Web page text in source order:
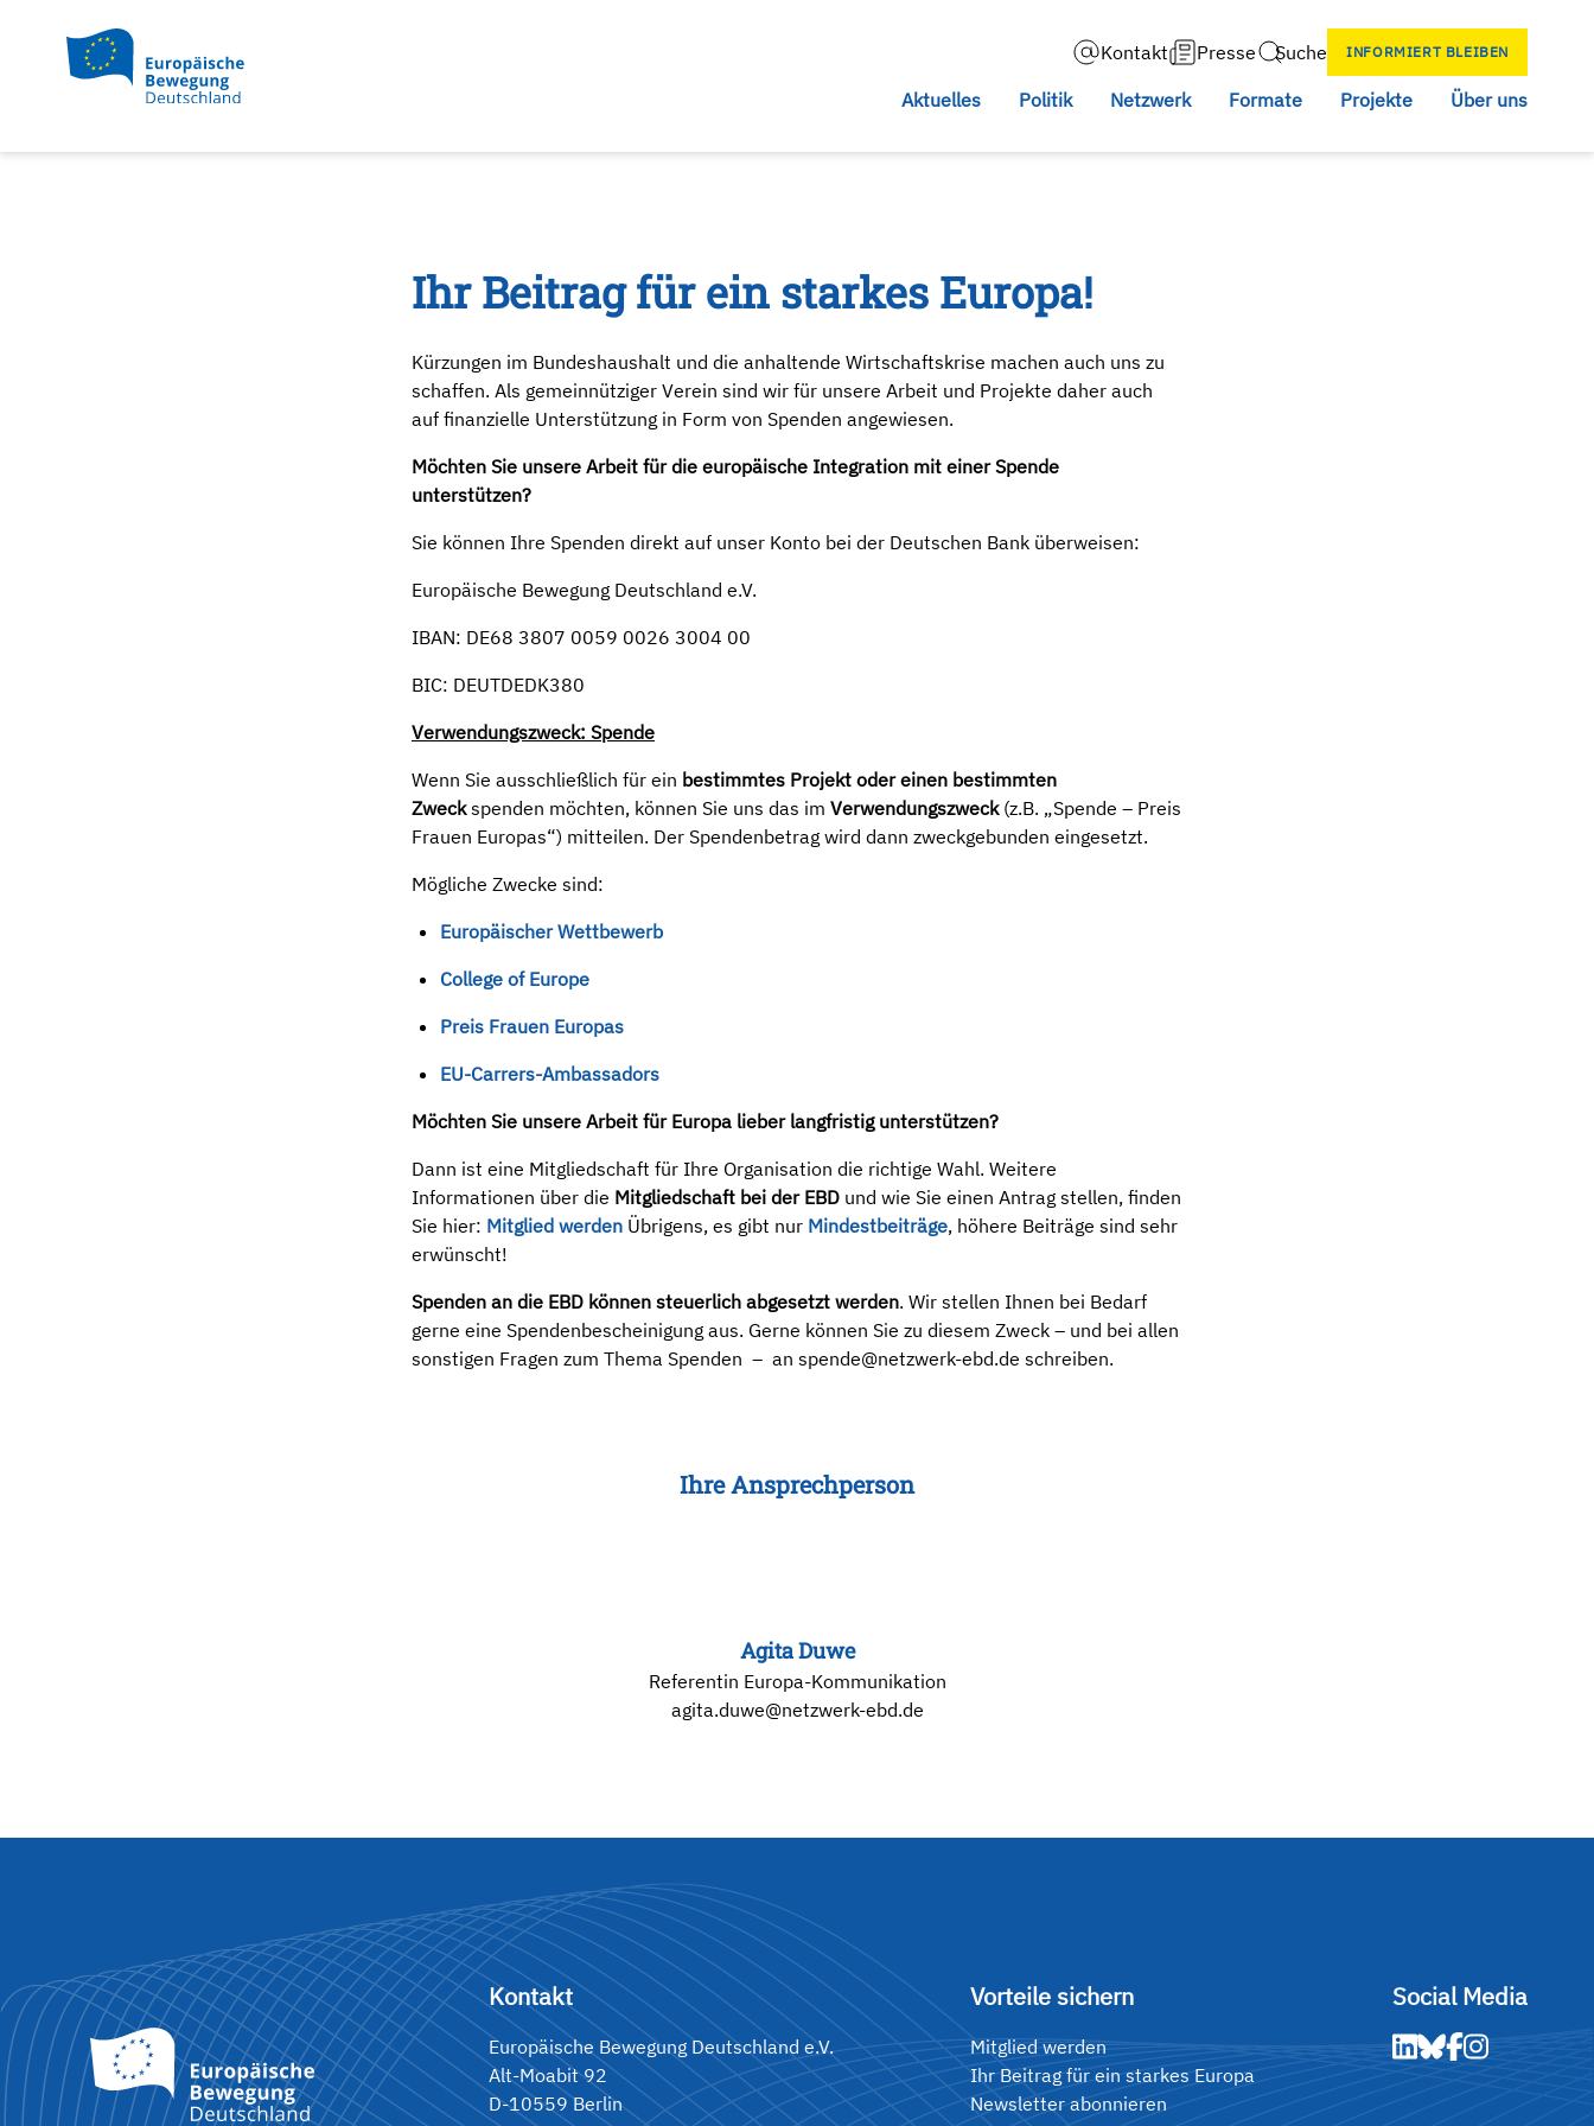
Kontakt Presse
Search
Suche INFORMIERT BLEIBEN
Aktuelles Politik Netzwerk Formate Projekte Über uns
Ihr Beitrag für ein starkes Europa!
Kürzungen im Bundeshaushalt und die anhaltende Wirtschaftskrise machen auch uns zu
schaffen. Als gemeinnütziger Verein sind wir für unsere Arbeit und Projekte daher auch
auf finanzielle Unterstützung in Form von Spenden angewiesen.
Möchten Sie unsere Arbeit für die europäische Integration mit einer Spende
unterstützen?
Sie können Ihre Spenden direkt auf unser Konto bei der Deutschen Bank überweisen:
Europäische Bewegung Deutschland e.V.
IBAN: DE68 3807 0059 0026 3004 00
BIC: DEUTDEDK380
Verwendungszweck: Spende
Wenn Sie ausschließlich für ein bestimmtes Projekt oder einen bestimmten
Zweckspenden möchten, können Sie uns das im Verwendungszweck (z.B. „Spende – Preis
Frauen Europas“) mitteilen. Der Spendenbetrag wird dann zweckgebunden eingesetzt.
Mögliche Zwecke sind:
Europäischer Wettbewerb
College of Europe
Preis Frauen Europas
EU-Carrers-Ambassadors
Möchten Sie unsere Arbeit für Europa lieber langfristig unterstützen?
Dann ist eine Mitgliedschaft für Ihre Organisation die richtige Wahl. Weitere
Informationen über die Mitgliedschaft bei der EBD und wie Sie einen Antrag stellen, finden
Sie hier: Mitglied werden Übrigens, es gibt nur Mindestbeiträge, höhere Beiträge sind sehr
erwünscht!
Spenden an die EBD können steuerlich abgesetzt werden. Wir stellen Ihnen bei Bedarf
gerne eine Spendenbescheinigung aus. Gerne können Sie zu diesem Zweck – und bei allen
sonstigen Fragen zum Thema Spenden – an spende@netzwerk-ebd.de schreiben.
Ihre Ansprechperson
Agita Duwe
Referentin Europa-Kommunikation
agita.duwe@netzwerk-ebd.de
Kontakt
Europäische Bewegung Deutschland e.V.
Alt-Moabit 92
D-10559 Berlin
Vorteile sichern
Mitglied werden
Ihr Beitrag für ein starkes Europa
Newsletter abonnieren
Social Media